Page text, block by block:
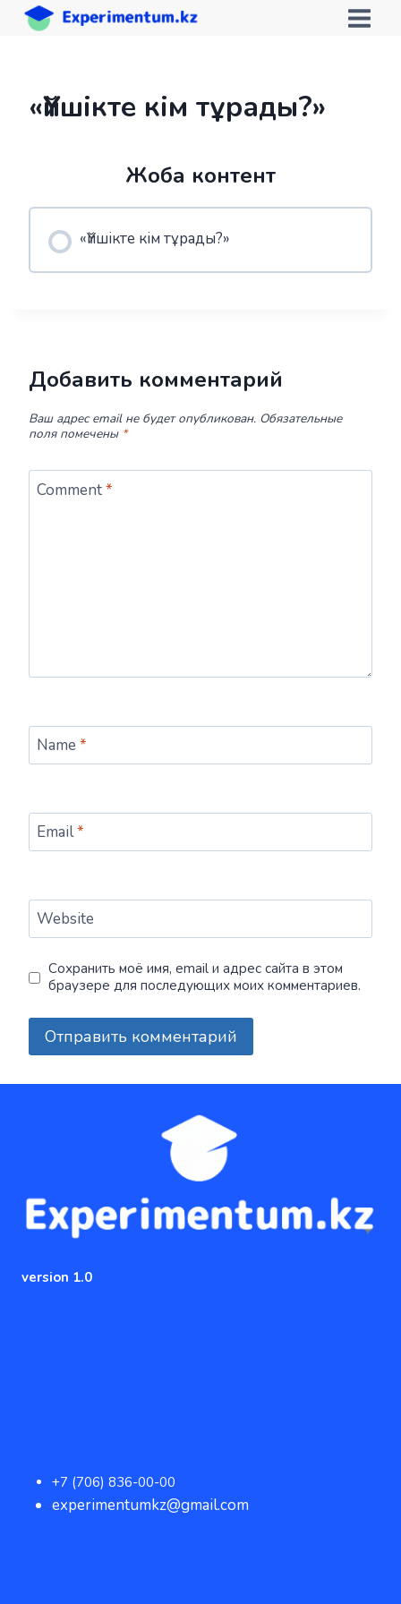
Skip
«Үйшікте кім тұрады?»
Жоба контент
«Үйшікте кім тұрады?»
Добавить комментарий
Ваш адрес email не будет опубликован. Обязательные
поля помечены *
Comment*
Name *
Email*
Website
Сохранить моё имя, email и адрес сайта в этом
браузере для последующих моих комментариев.
version 1.0
+7 (706) 836-00-00
experimentumkz@gmail.com